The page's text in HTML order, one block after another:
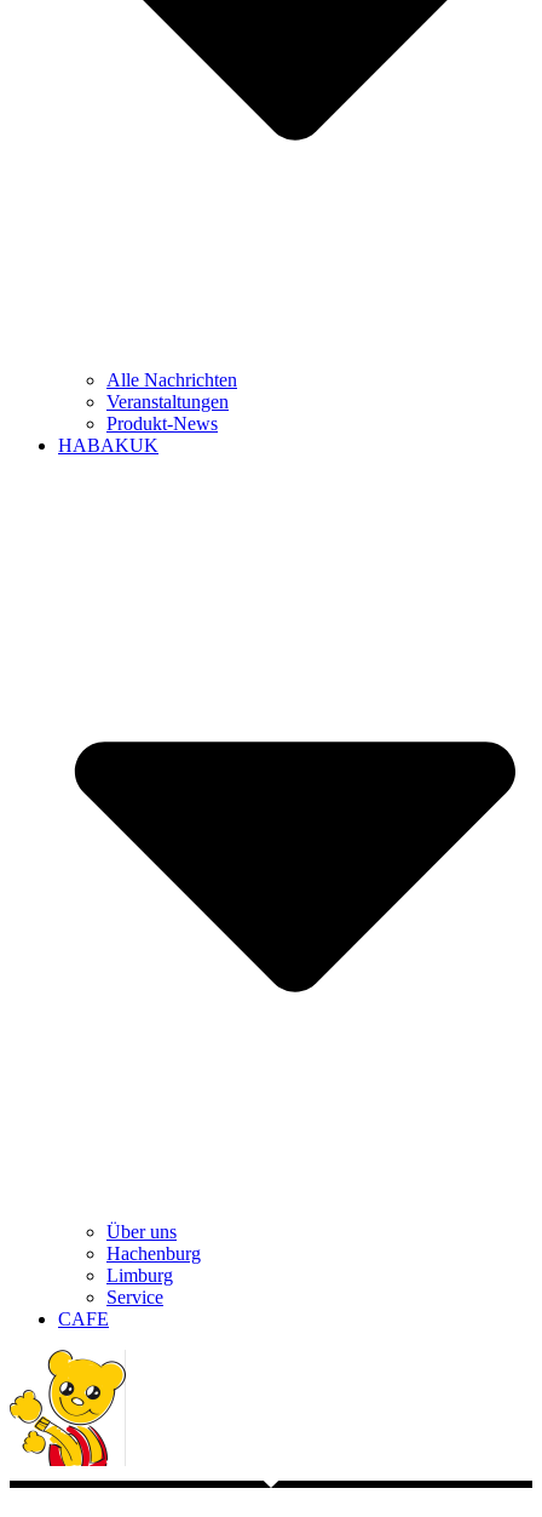
Alle Nachrichten
Veranstaltungen
Produkt-News
HABAKUK
Über uns
Hachenburg
Limburg
Service
CAFE